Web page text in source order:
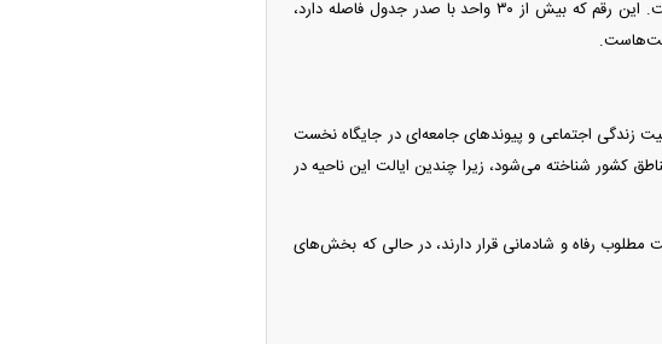
در مقابل، ایالت ویرجینیای غربی با امتیاز ۳۲ آخرین رتبه را به خود اختصاص داده است. این رقم که بیش از ۳۰ واحد با صدر جدول فاصله دارد،
زندگی اجتماعی و پیوندهای جامعه‌ای در جایگاه نخست
کشور شناخته می‌شود، زیرا چندین ایالت این ناحیه در
رفاه و شادمانی قرار دارند، در حالی که بخش‌های